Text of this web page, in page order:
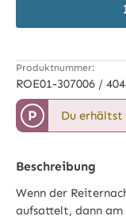
Produktnummer:
ROE01-307006 /
P Du erhältst
Beschreibung
Wenn der
aufsattelt, dann am